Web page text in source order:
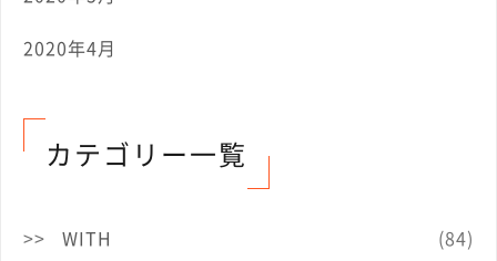
2020年4月
カテゴリー一覧
WITH
(84)